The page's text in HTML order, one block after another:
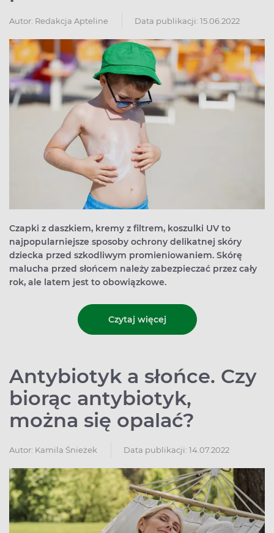
Autor: Redakcja Apteline Data publikacji: 15.06.2022
Czapki z daszkiem, kremy z filtrem, koszulki UV to
najpopularniejsze sposoby ochrony delikatnej skóry
dziecka przed szkodliwym promieniowaniem. Skórę
malucha przed słońcem należy zabezpieczać przez cały
rok, ale latem jest to obowiązkowe.
Czytaj więcej
Antybiotyk a słońce. Czy
biorąc antybiotyk,
można się opalać?
Autor: Kamila Śnieżek Data publikacji: 14.07.2022